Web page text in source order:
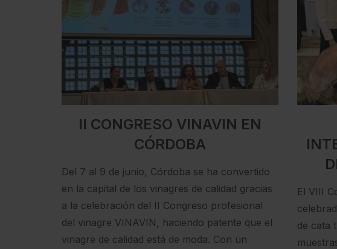
II CONGRESO VINAVIN EN
CÓRDOBA
Del 7 al 9 de junio, Córdoba se ha convertido
en la capital de los vinagres de calidad gracias
a la celebración del II Congreso profesional
del vinagre VINAVIN, haciendo patente que el
vinagre de calidad está de moda. Con un
El VIII
de cata